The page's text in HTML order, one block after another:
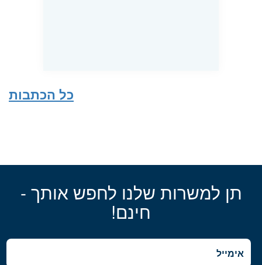
כל הכתבות
תן למשרות שלנו לחפש אותך -
חינם!